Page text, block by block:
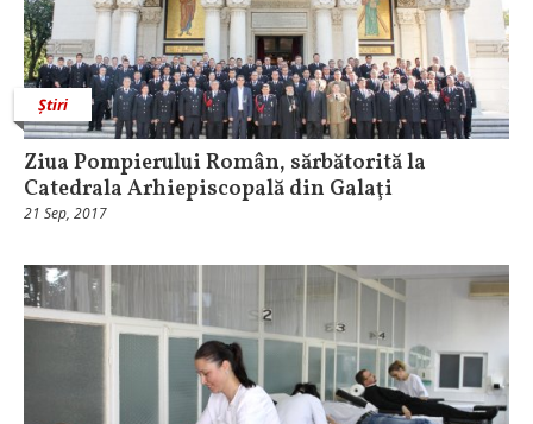
Știri
Ziua Pompierului Român, sărbătorită la
Catedrala Arhiepiscopală din Galaţi
21 Sep, 2017